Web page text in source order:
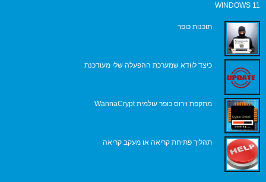
WINDOWS 11
תוכנות כופר
כיצד לוודא שמערכת ההפעלה שלי מעודכנת
מתקפת וירוס כופר עולמית WannaCrypt
תהליך פתיחת קריאה או מעקב קריאה